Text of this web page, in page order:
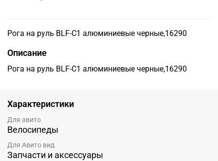
Рога на руль BLF-C1 алюминиевые черные,16290
Описание
Рога на руль BLF-C1 алюминиевые черные,16290
Характеристики
Для авито
Велосипеды
Для Авито вид
Запчасти и аксессуары